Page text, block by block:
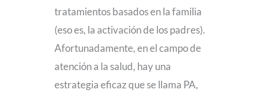
tratamientos basados en la familia
(eso es, la activación de los padres).
Afortunadamente, en el campo de
atención a la salud, hay una
estrategia eficaz que se llama PA,